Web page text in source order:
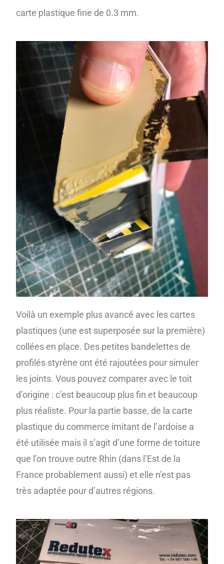
carte plastique fine de 0.3 mm.
Voilà un exemple plus avancé avec les cartes
plastiques (une est superposée sur la première)
collées en place. Des petites bandelettes de
profilés styrène ont été rajoutées pour simuler
les joints. Vous pouvez comparer avec le toit
d’origine : c’est beaucoup plus fin et beaucoup
plus réaliste. Pour la partie basse, de la carte
plastique du commerce imitant de l’ardoise a
été utilisée mais il s’agit d’une forme de toiture
que l’on trouve outre Rhin (dans l’Est de la
France probablement aussi) et elle n’est pas
très adaptée pour d’autres régions.